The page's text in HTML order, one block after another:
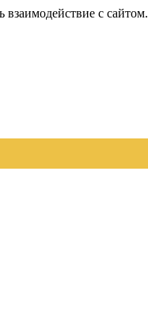
взаимодействие с сайтом.